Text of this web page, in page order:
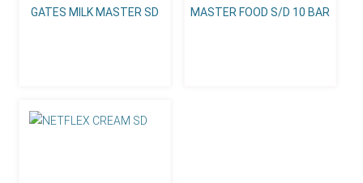
GATES MILK MASTER SD MASTER FOOD S/D 10 BAR